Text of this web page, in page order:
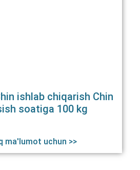
ishlab chiqarish Chin
soatiga 100 kg
ma'lumot uchun >>